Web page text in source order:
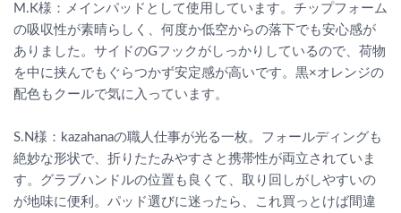
M.K様：メインパッドとして使用しています。チップフォーム
の吸収性が素晴らしく、何度か低空からの落下でも安心感が
ありました。サイドのGフックがしっかりしているので、荷物
を中に挟んでもぐらつかず安定感が高いです。黒×オレンジの
配色もクールで気に入っています。
S.N様：kazahanaの職人仕事が光る一枚。フォールディングも
絶妙な形状で、折りたたみやすさと携帯性が両立されていま
す。グラブハンドルの位置も良くて、取り回しがしやすいの
が地味に便利。パッド選びに迷ったら、これ買っとけば間違